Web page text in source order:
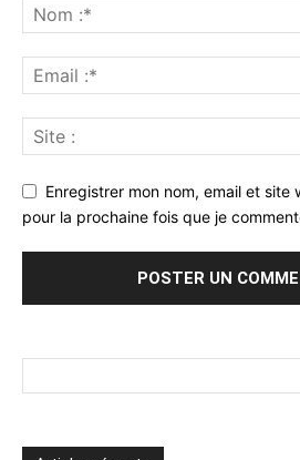
Enregistrer mon nom, email et
pour la prochaine fois que je